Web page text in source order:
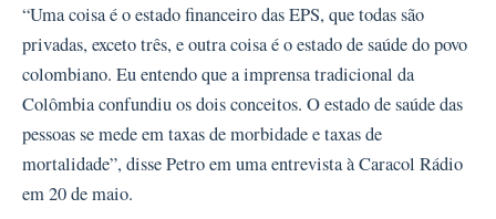
“Uma coisa é o estado financeiro das EPS, que todas são
privadas, exceto três, e outra coisa é o estado de saúde do povo
colombiano. Eu entendo que a imprensa tradicional da
Colômbia confundiu os dois conceitos. O estado de saúde das
pessoas se mede em taxas de morbidade e taxas de
mortalidade”, disse Petro em uma entrevista à Caracol Rádio
em 20 de maio.